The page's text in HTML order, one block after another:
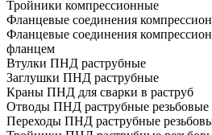
Тройники компрессионные
Фланцевые соединения
Фланцевые соединения
фланцем
Втулки ПНД раструбные
Заглушки ПНД раструбные
Краны ПНД для сварки в раструб
Отводы ПНД раструбные резьбовые
Переходы ПНД раструбные